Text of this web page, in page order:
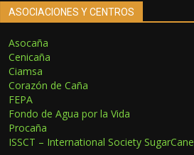
ASOCIACIONES Y CENTROS
Asocaña
Cenicaña
Ciamsa
Corazón de Caña
FEPA
Fondo de Agua por la Vida
Procaña
ISSCT – International Society SugarCane